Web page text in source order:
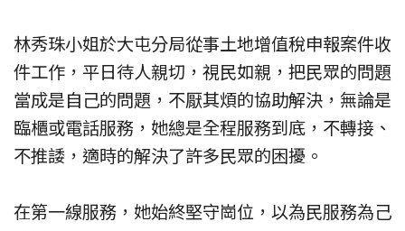
林秀珠小姐於大屯分局從事土地增值稅申報案件收
件工作，平日待人親切，視民如親，把民眾的問題
當成是自己的問題，不厭其煩的協助解決，無論是
臨櫃或電話服務，她總是全程服務到底，不轉接、
不推諉，適時的解決了許多民眾的困擾。
在第一線服務，她始終堅守崗位，以為民服務為己